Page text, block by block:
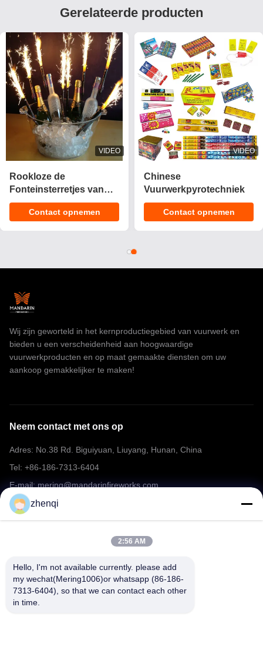
Gerelateerde producten
VIDEO
Rookloze de
Fonteinsterretjes van
het Stadiumijs/0,029
CBM Vuurwerk van
Contact opnemen
VIDEO
Chinese
Vuurwerkpyrotechniek
Contact opnemen
Wij zijn geworteld in het kernproductiegebied van vuurwerk en
bieden u een verscheidenheid aan hoogwaardige
vuurwerkproducten en op maat gemaakte diensten om uw
aankoop gemakkelijker te maken!
Neem contact met ons op
Adres: No.38 Rd. Biguiyuan, Liuyang, Hunan, China
Tel: +86-186-7313-6404
E-mail: mering@mandarinfireworks.com
Snelle links
zhenqi
2:56 AM
Hello, I'm not available currently. please add
my wechat(Mering1006)or whatsapp (86-186-
7313-6404), so that we can contact each other
in time.